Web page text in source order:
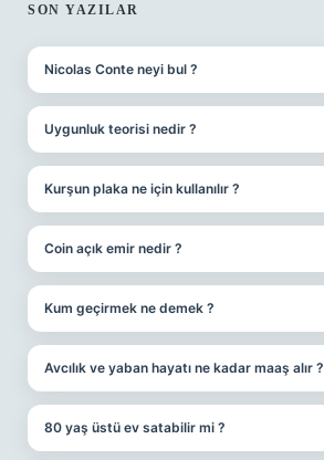
SIDEBAR
SON YAZILAR
Nicolas Conte neyi bul ?
Uygunluk teorisi nedir ?
Kurşun plaka ne için kullanılır ?
Coin açık emir nedir ?
Kum geçirmek ne demek ?
Avcılık ve yaban hayatı ne kadar maaş alır ?
80 yaş üstü ev satabilir mi ?